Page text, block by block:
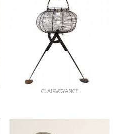
CLAIRVOYANCE